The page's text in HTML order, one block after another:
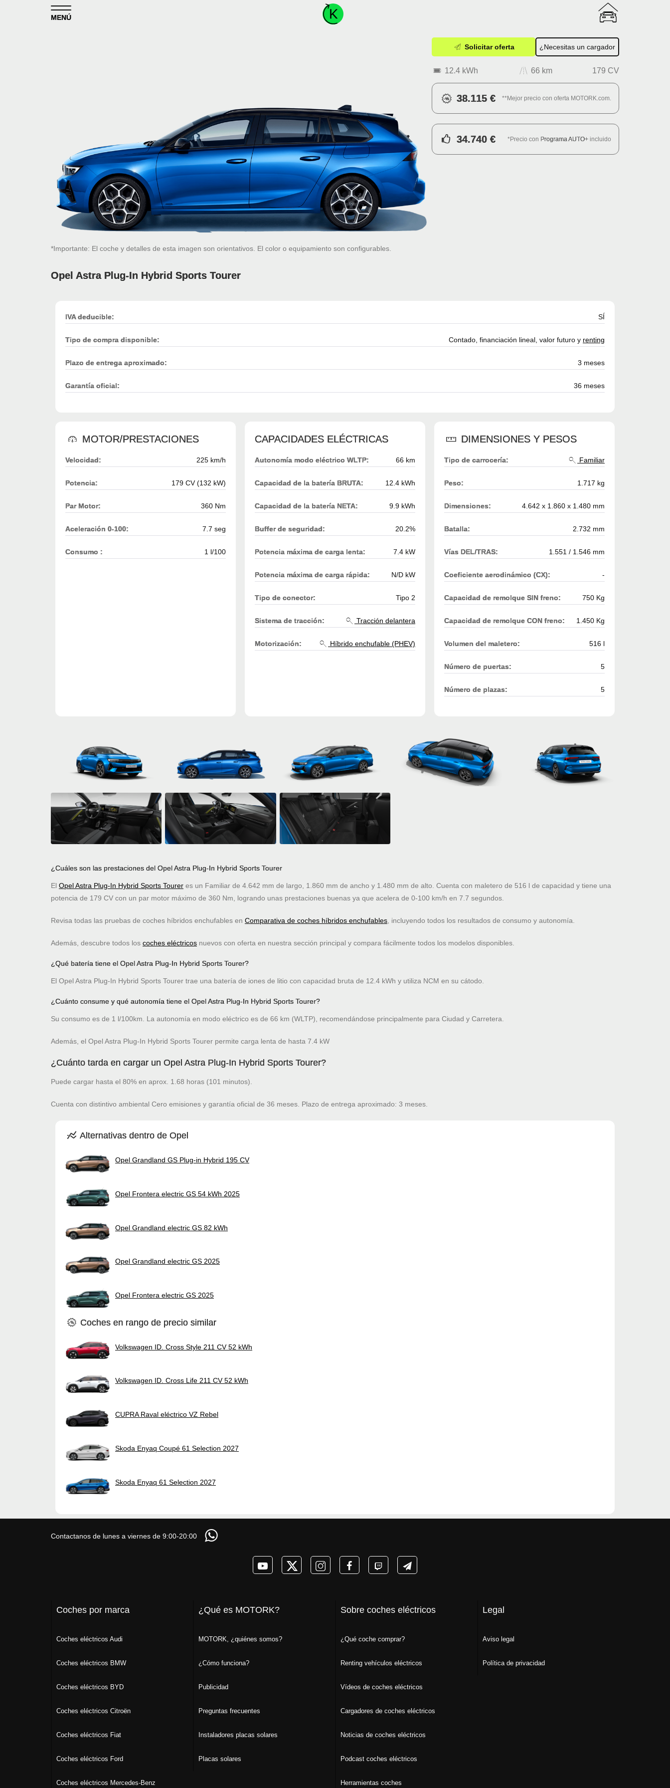
MENÚ
Solicitar oferta ¿Necesitas un cargador
12.4 kWh 66 km 179 CV
38.115 € **Mejor precio con oferta MOTORK.com.
34.740 € *Precio con Programa AUTO+ incluido
*Importante: El coche y detalles de esta imagen son orientativos. El color o equipamiento son configurables.
Opel Astra Plug-In Hybrid Sports Tourer
IVA deducible: SÍ
Tipo de compra disponible: Contado, financiación lineal, valor futuro y renting
Plazo de entrega aproximado: 3 meses
Garantía oficial: 36 meses
MOTOR/PRESTACIONES
Velocidad: 225 km/h
Potencia: 179 CV (132 kW)
Par Motor: 360 Nm
Aceleración 0-100: 7.7 seg
Consumo : 1 l/100
CAPACIDADES ELÉCTRICAS
Autonomía modo eléctrico WLTP: 66 km
Capacidad de la batería BRUTA: 12.4 kWh
Capacidad de la batería NETA: 9.9 kWh
Buffer de seguridad: 20.2%
Potencia máxima de carga lenta: 7.4 kW
Potencia máxima de carga rápida: N/D kW
Tipo de conector: Tipo 2
Sistema de tracción: Tracción delantera
Motorización: Híbrido enchufable (PHEV)
DIMENSIONES Y PESOS
Tipo de carrocería: Familiar
Peso: 1.717 kg
Dimensiones: 4.642 x 1.860 x 1.480 mm
Batalla: 2.732 mm
Vías DEL/TRAS: 1.551 / 1.546 mm
Coeficiente aerodinámico (CX): -
Capacidad de remolque SIN freno: 750 Kg
Capacidad de remolque CON freno: 1.450 Kg
Volumen del maletero: 516 l
Número de puertas: 5
Número de plazas: 5
¿Cuáles son las prestaciones del Opel Astra Plug-In Hybrid Sports Tourer
El Opel Astra Plug-In Hybrid Sports Tourer es un Familiar de 4.642 mm de largo, 1.860 mm de ancho y 1.480 mm de alto. Cuenta con maletero de 516 l de capacidad y tiene una
potencia de 179 CV con un par motor máximo de 360 Nm, logrando unas prestaciones buenas ya que acelera de 0-100 km/h en 7.7 segundos.
Revisa todas las pruebas de coches híbridos enchufables en Comparativa de coches híbridos enchufables, incluyendo todos los resultados de consumo y autonomía.
Además, descubre todos los coches eléctricos nuevos con oferta en nuestra sección principal y compara fácilmente todos los modelos disponibles.
¿Qué batería tiene el Opel Astra Plug-In Hybrid Sports Tourer?
El Opel Astra Plug-In Hybrid Sports Tourer trae una batería de iones de litio con capacidad bruta de 12.4 kWh y utiliza NCM en su cátodo.
¿Cuánto consume y qué autonomía tiene el Opel Astra Plug-In Hybrid Sports Tourer?
Su consumo es de 1 l/100km. La autonomía en modo eléctrico es de 66 km (WLTP), recomendándose principalmente para Ciudad y Carretera.
Además, el Opel Astra Plug-In Hybrid Sports Tourer permite carga lenta de hasta 7.4 kW
¿Cuánto tarda en cargar un Opel Astra Plug-In Hybrid Sports Tourer?
Puede cargar hasta el 80% en aprox. 1.68 horas (101 minutos).
Cuenta con distintivo ambiental Cero emisiones y garantía oficial de 36 meses. Plazo de entrega aproximado: 3 meses.
Alternativas dentro de Opel
Opel Grandland GS Plug-in Hybrid 195 CV
Opel Frontera electric GS 54 kWh 2025
Opel Grandland electric GS 82 kWh
Opel Grandland electric GS 2025
Opel Frontera electric GS 2025
Coches en rango de precio similar
Volkswagen ID. Cross Style 211 CV 52 kWh
Volkswagen ID. Cross Life 211 CV 52 kWh
CUPRA Raval eléctrico VZ Rebel
Skoda Enyaq Coupé 61 Selection 2027
Skoda Enyaq 61 Selection 2027
Contactanos de lunes a viernes de 9:00-20:00
Coches por marca
Coches eléctricos Audi
Coches eléctricos BMW
Coches eléctricos BYD
Coches eléctricos Citroën
Coches eléctricos Fiat
Coches eléctricos Ford
Coches eléctricos Mercedes-Benz
¿Qué es MOTORK?
MOTORK, ¿quiénes somos?
¿Cómo funciona?
Publicidad
Preguntas frecuentes
Instaladores placas solares
Placas solares
Sobre coches eléctricos
¿Qué coche comprar?
Renting vehículos eléctricos
Vídeos de coches eléctricos
Cargadores de coches eléctricos
Noticias de coches eléctricos
Podcast coches eléctricos
Herramientas coches
Legal
Aviso legal
Política de privacidad